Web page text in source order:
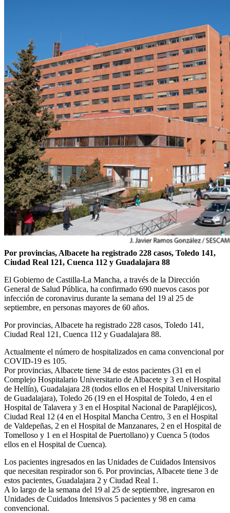
Por provincias, Albacete ha registrado 228 casos, Toledo 141,
Ciudad Real 121, Cuenca 112 y Guadalajara 88
El Gobierno de Castilla-La Mancha, a través de la Dirección
General de Salud Pública, ha confirmado 690 nuevos casos por
infección de coronavirus durante la semana del 19 al 25 de
septiembre, en personas mayores de 60 años.
Por provincias, Albacete ha registrado 228 casos, Toledo 141,
Ciudad Real 121, Cuenca 112 y Guadalajara 88.
Actualmente el número de hospitalizados en cama convencional por
COVID-19 es 105.
Por provincias, Albacete tiene 34 de estos pacientes (31 en el
Complejo Hospitalario Universitario de Albacete y 3 en el Hospital
de Hellín), Guadalajara 28 (todos ellos en el Hospital Universitario
de Guadalajara), Toledo 26 (19 en el Hospital de Toledo, 4 en el
Hospital de Talavera y 3 en el Hospital Nacional de Parapléjicos),
Ciudad Real 12 (4 en el Hospital Mancha Centro, 3 en el Hospital
de Valdepeñas, 2 en el Hospital de Manzanares, 2 en el Hospital de
Tomelloso y 1 en el Hospital de Puertollano) y Cuenca 5 (todos
ellos en el Hospital de Cuenca).
Los pacientes ingresados en las Unidades de Cuidados Intensivos
que necesitan respirador son 6. Por provincias, Albacete tiene 3 de
estos pacientes, Guadalajara 2 y Ciudad Real 1.
A lo largo de la semana del 19 al 25 de septiembre, ingresaron en
Unidades de Cuidados Intensivos 5 pacientes y 98 en cama
convencional.